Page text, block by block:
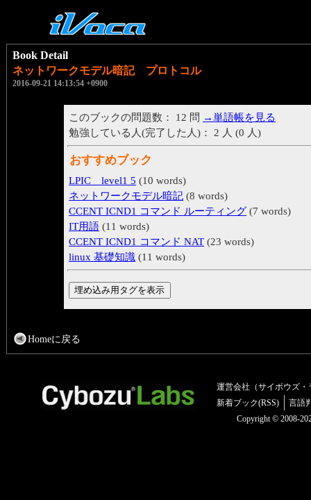
Book Detail
ネットワークモデル暗記 プロトコル
2016-09-21 14:13:54 +0900
このブックの問題数： 12 問 →単語帳を見る
勉強している人(完了した人)： 2 人 (0 人)
おすすめブック
LPIC level1 5 (10 words)
ネットワークモデル暗記 (8 words)
CCENT ICND1 コマンド ルーティング (7 words)
IT用語 (11 words)
CCENT ICND1 コマンド NAT (23 words)
linux 基礎知識 (11 words)
Homeに戻る
運営会社（サイボウズ・
新着ブック(RSS)
言語
Copyright © 2008-